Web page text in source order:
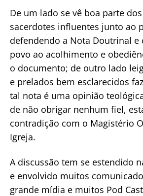
De um lado se vê boa parte
sacerdotes influentes junto ao
defendendo a Nota Doutrinal e
povo ao acolhimento e
o documento; de outro lado
e prelados bem esclarecidos
tal nota é uma opinião
de não obrigar nenhum fiel,
contradição com o Magistério
Igreja.
A discussão tem se estendido
e envolvido muitos
grande mídia e muitos Pod